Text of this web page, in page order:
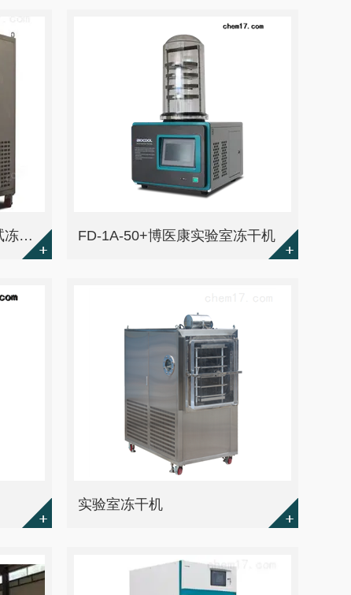
BIOCOOL-T“冰芯”系列中试冻干机 FD-1A-50+博医康实验室冻干机
实验室冻干机